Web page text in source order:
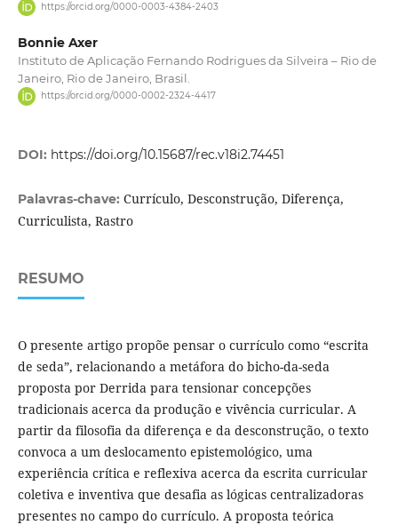
https://orcid.org/0000-0003-4384-2403
Bonnie Axer
Instituto de Aplicação Fernando Rodrigues da Silveira – Rio de
Janeiro, Rio de Janeiro, Brasil.
https://orcid.org/0000-0002-2324-4417
DOI: https://doi.org/10.15687/rec.v18i2.74451
Palavras-chave: Currículo, Desconstrução, Diferença,
Curriculista, Rastro
RESUMO
O presente artigo propõe pensar o currículo como “escrita
de seda”, relacionando a metáfora do bicho-da-seda
proposta por Derrida para tensionar concepções
tradicionais acerca da produção e vivência curricular. A
partir da filosofia da diferença e da desconstrução, o texto
convoca a um deslocamento epistemológico, uma
experiência crítica e reflexiva acerca da escrita curricular
coletiva e inventiva que desafia as lógicas centralizadoras
presentes no campo do currículo. A proposta teórica